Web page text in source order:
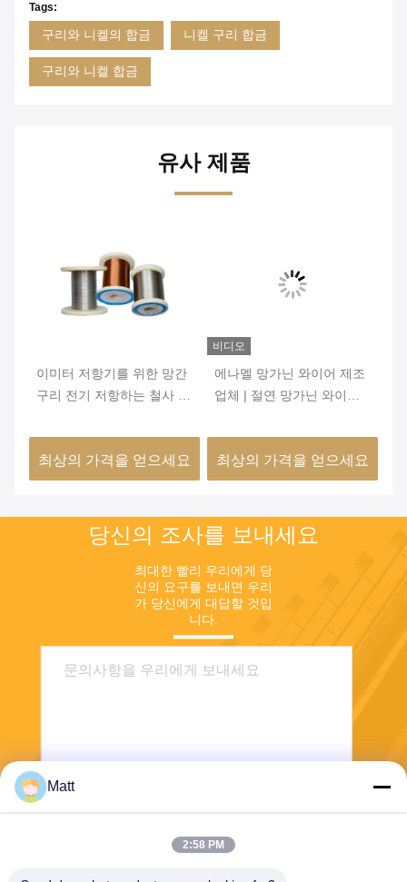
Tags:
구리와 니켈의 합금 니켈 구리 합금
구리와 니켈 합금
유사 제품
이미터 저항기를 위한 망간
구리 전기 저항하는 철사 좋
최상의 가격을 얻으세요
비디오
에나멜 망가닌 와이어 제조
업체 | 절연 망가닌 와이어
최상의 가격을 얻으세요
당신의 조사를 보내세요
최대한 빨리 우리에게 당
신의 요구를 보내면 우리
가 당신에게 대답할 것입
니다.
Matt
2:58 PM